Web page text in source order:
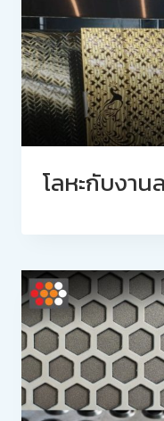
โลหะกับงาน